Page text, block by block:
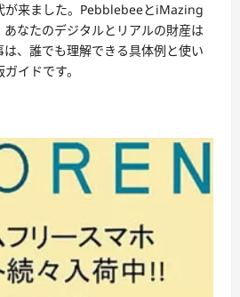
が来ました。PebblebeeとiMazing
なたのデジタルとリアルの財産は
、誰でも理解できる具体例と使い
イドです。